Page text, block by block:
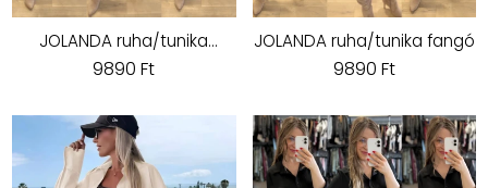
JOLANDA ruha/tunika
rózsaszín
9890 Ft
JOLANDA ruha/tunika fangó
9890 Ft